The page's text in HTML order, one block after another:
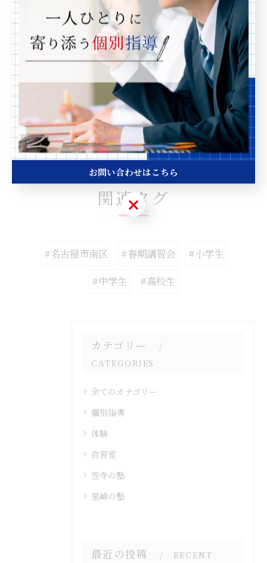
名古屋市南区で個別指導を提案
--------------------------------------------------------------------
--
個別指導
< 前のページ 一覧に戻る 次のページ >
関連タグ
#名古屋市南区 #春期講習会
#小学生
#中学生
#高校生
カテゴリー
CATEGORIES
全てのカテゴリー
個別指導
体験
自習室
笠寺の塾
星崎の塾
最近の投稿
RECENT
お問い合わせはこちら
お問い合わせはこちら